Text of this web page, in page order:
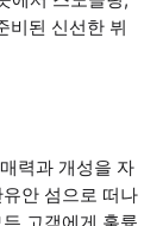
비된 신선한 뷔
력과 개성을 자
안 섬으로 떠나